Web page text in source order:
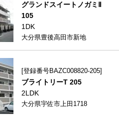
グランドスイートノガミⅡ
105
1DK
大分県豊後高田市新地
登録番号BAZC008820-205
ブライトリーT 205
2LDK
大分県宇佐市上田1718